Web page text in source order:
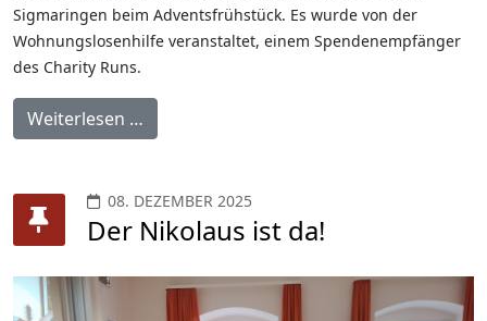
Sigmaringen beim Adventsfrühstück. Es wurde von der
Wohnungslosenhilfe veranstaltet, einem Spendenempfänger
des Charity Runs.
Weiterlesen …
08. DEZEMBER 2025
Der Nikolaus ist da!